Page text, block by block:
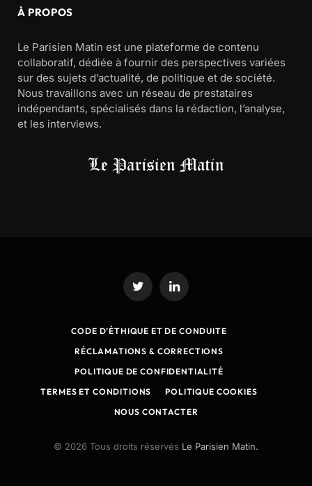
À PROPOS
Le Parisien Matin est une plateforme de contenu
collaboratif, dédiée à fournir des perspectives variées
sur des sujets d’actualité, de politique et de société.
Nous travaillons avec un réseau de prestataires
indépendants, spécialisés dans la rédaction, l’analyse,
et les interviews.
Twitter LinkedIn
CODE D’ÉTHIQUE ET DE CONDUITE
RÉCLAMATIONS & CORRECTIONS
POLITIQUE DE CONFIDENTIALITÉ
TERMES ET CONDITIONS
POLITIQUE COOKIES
NOUS CONTACTER
© 2026 Tous droits réservés Le Parisien Matin.